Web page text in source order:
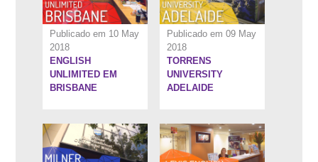
Publicado em 10 May
2018
ENGLISH
UNLIMITED EM
BRISBANE
Publicado em 09 May
2018
TORRENS
UNIVERSITY
ADELAIDE
6:37''